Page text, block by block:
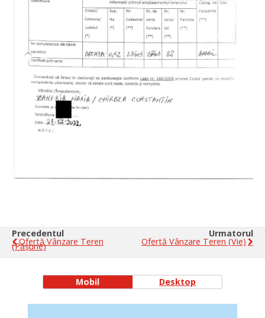
Precedentul
Ofertă Vânzare Teren
(pășune)
Urmatorul
Ofertă Vânzare Teren (vie)
Mobil Desktop